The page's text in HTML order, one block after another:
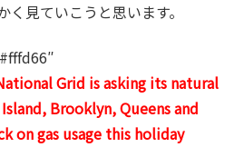
見ていこうと思います。
Grid is asking its natural
Brooklyn, Queens and
on gas usage this holiday